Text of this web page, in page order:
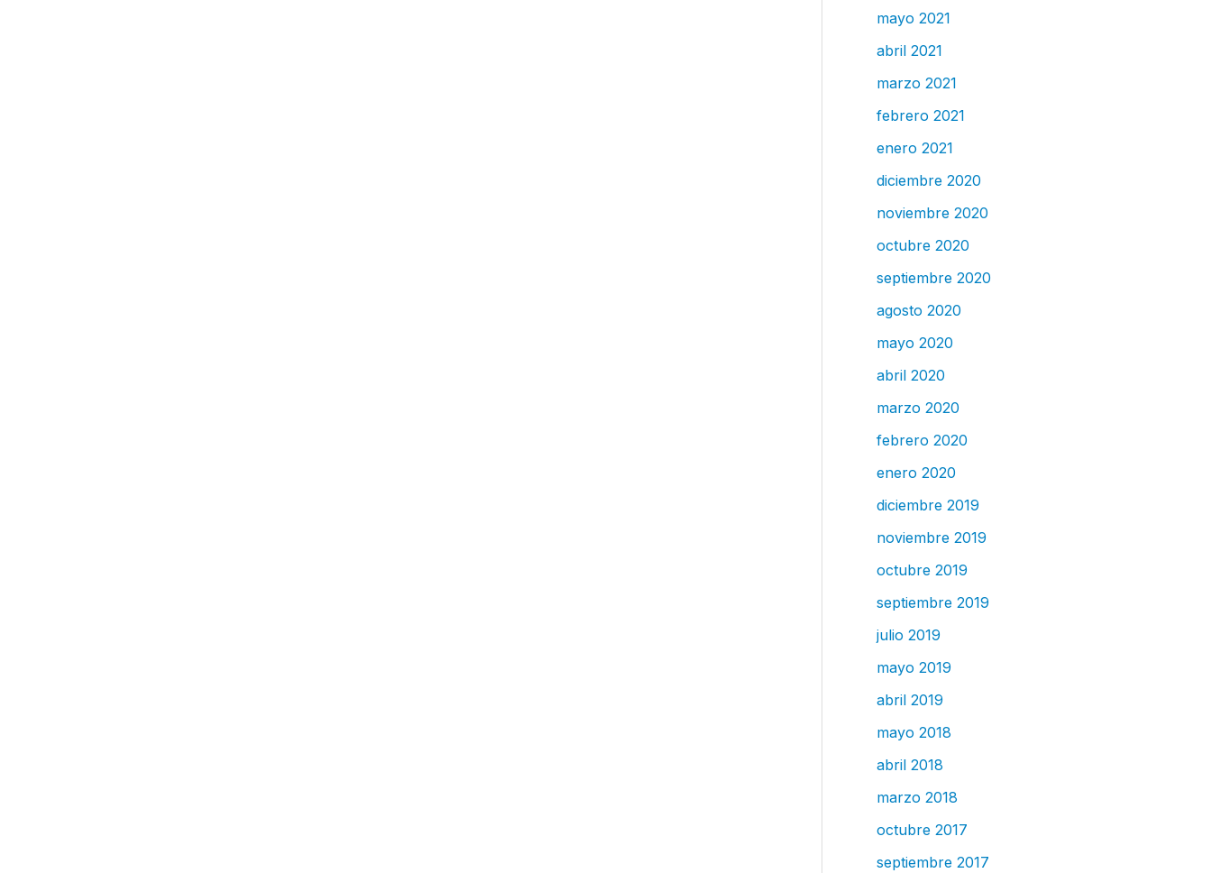
mayo 2021
abril 2021
marzo 2021
febrero 2021
enero 2021
diciembre 2020
noviembre 2020
octubre 2020
septiembre 2020
agosto 2020
mayo 2020
abril 2020
marzo 2020
febrero 2020
enero 2020
diciembre 2019
noviembre 2019
octubre 2019
septiembre 2019
julio 2019
mayo 2019
abril 2019
mayo 2018
abril 2018
marzo 2018
octubre 2017
septiembre 2017